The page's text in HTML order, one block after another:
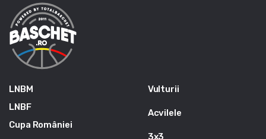
LNBM
LNBF
Cupa României
Vulturii
Acvilele
3x3